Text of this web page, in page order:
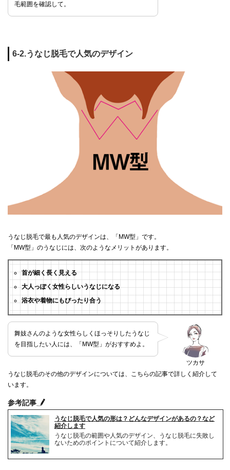
毛範囲を確認して。
6-2.うなじ脱毛で人気のデザイン
うなじ脱毛で最も人気のデザインは、「MW型」です。
「MW型」のうなじには、次のようなメリットがあります。
首が細く長く見える
大人っぽく女性らしいうなじになる
浴衣や着物にもぴったり合う
ツカサ
舞妓さんのような女性らしくほっそりしたうなじ
を目指したい人には、「MW型」がおすすめよ。
うなじ脱毛のその他のデザインについては、こちらの記事で詳しく紹介して
います。
参考記事
うなじ脱毛で人気の形は？どんなデザインがあるの？など
紹介します
うなじ脱毛の範囲や人気のデザイン、うなじ脱毛に失敗し
ないためのポイントについて紹介します。